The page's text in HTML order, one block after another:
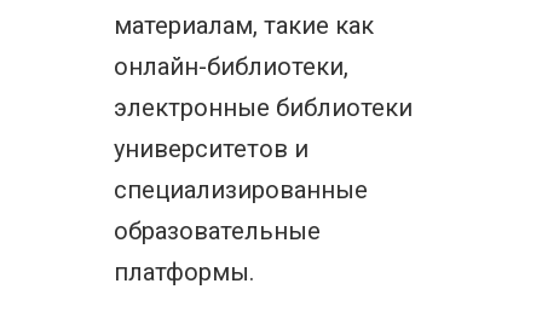
материалам, такие как
онлайн-библиотеки,
электронные библиотеки
университетов и
специализированные
образовательные
платформы.